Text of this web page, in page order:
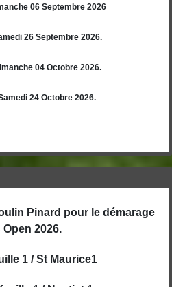
06 Septembre 2026
26 Septembre 2026.
04 Octobre 2026.
24 Octobre 2026.
Pinard pour le démarage
Open 2026.
1 / St Maurice1